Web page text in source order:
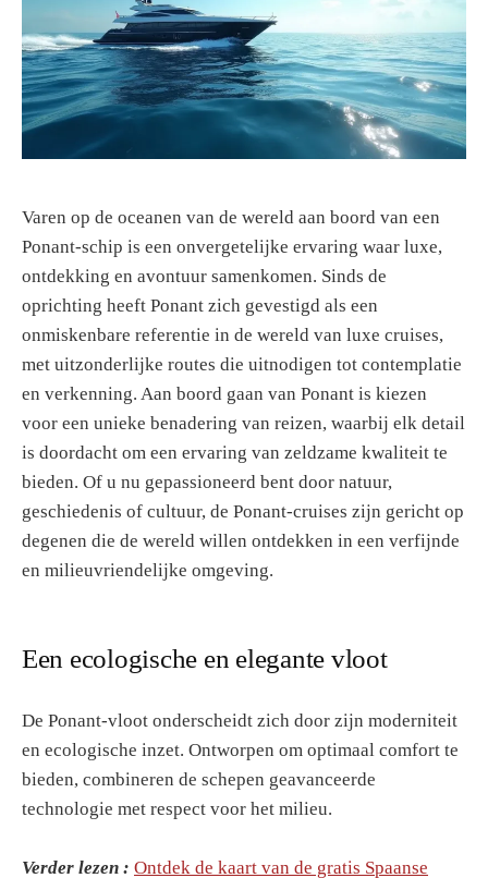
Varen op de oceanen van de wereld aan boord van een
Ponant-schip is een onvergetelijke ervaring waar luxe,
ontdekking en avontuur samenkomen. Sinds de
oprichting heeft Ponant zich gevestigd als een
onmiskenbare referentie in de wereld van luxe cruises,
met uitzonderlijke routes die uitnodigen tot contemplatie
en verkenning. Aan boord gaan van Ponant is kiezen
voor een unieke benadering van reizen, waarbij elk detail
is doordacht om een ervaring van zeldzame kwaliteit te
bieden. Of u nu gepassioneerd bent door natuur,
geschiedenis of cultuur, de Ponant-cruises zijn gericht op
degenen die de wereld willen ontdekken in een verfijnde
en milieuvriendelijke omgeving.
Een ecologische en elegante vloot
De Ponant-vloot onderscheidt zich door zijn moderniteit
en ecologische inzet. Ontworpen om optimaal comfort te
bieden, combineren de schepen geavanceerde
technologie met respect voor het milieu.
Verder lezen : Ontdek de kaart van de gratis Spaanse